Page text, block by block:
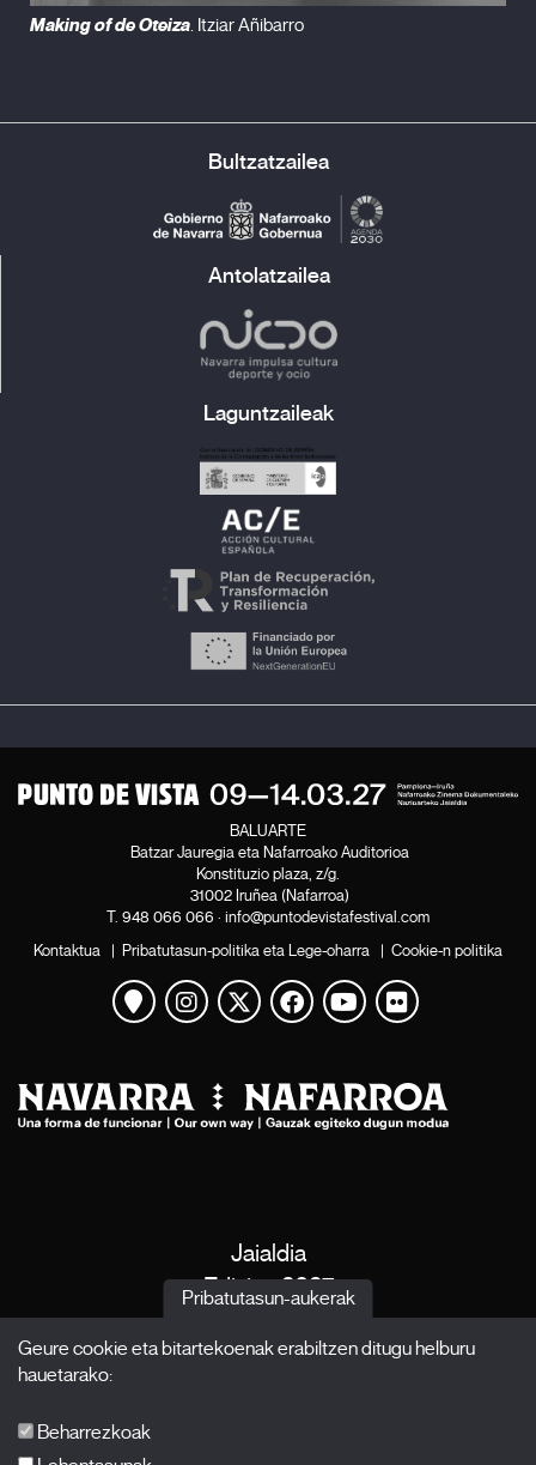
Making of de Oteiza . Itziar Añibarro
Bultzatzailea
Antolatzailea
Laguntzaileak
BALUARTE
Batzar Jauregia eta Nafarroako Auditorioa
Konstituzio plaza, z/g.
31002 Iruñea (Nafarroa)
T. 948 066 066 · info@puntodevistafestival.com
Kontaktua | Pribatutasun-politika eta Lege-oharra | Cookie-n politika
Mapa ikusi
Instagram
Twitter
Facebook
Youtube
Flickr
Jaialdia
Edizioa 2027
Akreditazioak
Pribatutasun-aukerak
Geure cookie eta bitartekoenak erabiltzen ditugu helburu
hauetarako:
Beharrezkoak